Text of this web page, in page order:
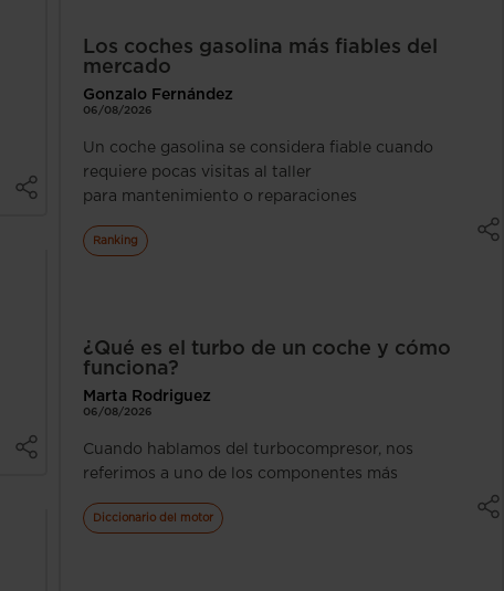
Los coches gasolina más fiables del
mercado
Gonzalo Fernández
06/08/2026
Un coche gasolina se considera fiable cuando
requiere pocas visitas al taller
para mantenimiento o reparaciones
Ranking
¿Qué es el turbo de un coche y cómo
funciona?
Marta Rodriguez
06/08/2026
Cuando hablamos del turbocompresor, nos
referimos a uno de los componentes más
Diccionario del motor